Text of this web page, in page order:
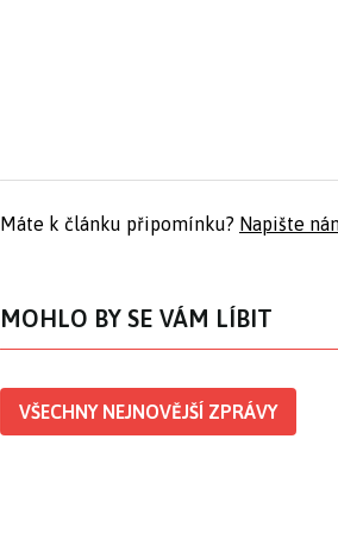
Máte k článku připomínku? Napište
MOHLO BY SE VÁM LÍBIT
VŠECHNY NEJNOVĚJŠÍ ZPRÁVY